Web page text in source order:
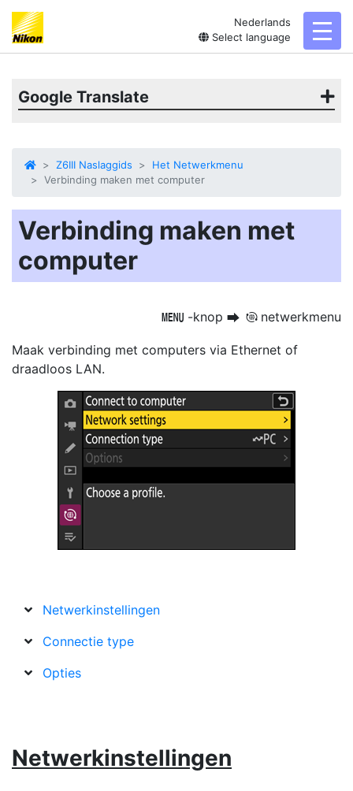
Nederlands
Select language
Google Translate
Z6III Naslaggids
Het Netwerkmenu
Verbinding maken met computer
Verbinding maken met
computer
G -knop U F netwerkmenu
Maak verbinding met computers via Ethernet of
draadloos LAN.
Netwerkinstellingen
Connectie type
Opties
Netwerkinstellingen